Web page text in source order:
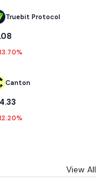
Truebit Protocol
Canton
View All